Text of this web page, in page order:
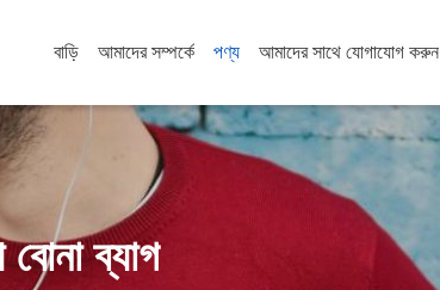
বাড়ি আমাদের সম্পর্কে পণ্য আমাদের সাথে যোগাযোগ করুন
বোনা ব্যাগ